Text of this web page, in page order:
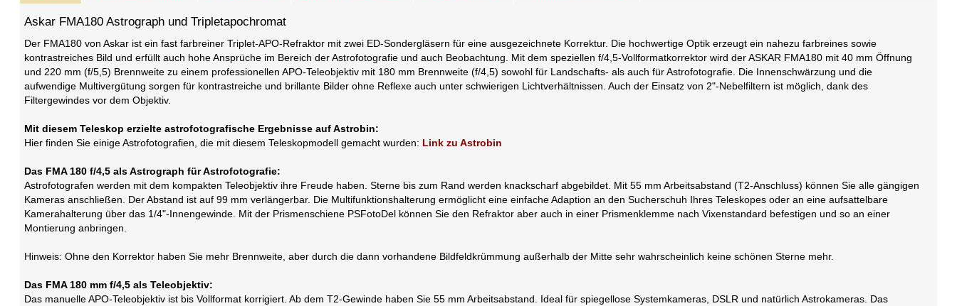
Askar FMA180 Astrograph und Tripletapochromat
Der FMA180 von Askar ist ein fast farbreiner Triplet-APO-Refraktor mit zwei ED-Sondergläsern für eine ausgezeichnete Korrektur. Die hochwertige Optik erzeugt ein nahezu farbreines sowie
kontrastreiches Bild und erfüllt auch hohe Ansprüche im Bereich der Astrofotografie und auch Beobachtung. Mit dem speziellen f/4,5-Vollformatkorrektor wird der ASKAR FMA180 mit 40 mm Öffnung
und 220 mm (f/5,5) Brennweite zu einem professionellen APO-Teleobjektiv mit 180 mm Brennweite (f/4,5) sowohl für Landschafts- als auch für Astrofotografie. Die Innenschwärzung und die
aufwendige Multivergütung sorgen für kontrastreiche und brillante Bilder ohne Reflexe auch unter schwierigen Lichtverhältnissen. Auch der Einsatz von 2"-Nebelfiltern ist möglich, dank des
Filtergewindes vor dem Objektiv.
Mit diesem Teleskop erzielte astrofotografische Ergebnisse auf Astrobin:
Hier finden Sie einige Astrofotografien, die mit diesem Teleskopmodell gemacht wurden: Link zu Astrobin
Das FMA 180 f/4,5 als Astrograph für Astrofotografie:
Astrofotografen werden mit dem kompakten Teleobjektiv ihre Freude haben. Sterne bis zum Rand werden knackscharf abgebildet. Mit 55 mm Arbeitsabstand (T2-Anschluss) können Sie alle gängigen
Kameras anschließen. Der Abstand ist auf 99 mm verlängerbar. Die Multifunktionshalterung ermöglicht eine einfache Adaption an den Sucherschuh Ihres Teleskopes oder an eine aufsattelbare
Kamerahalterung über das 1/4"-Innengewinde. Mit der Prismenschiene PSFotoDel können Sie den Refraktor aber auch in einer Prismenklemme nach Vixenstandard befestigen und so an einer
Montierung anbringen.
Hinweis: Ohne den Korrektor haben Sie mehr Brennweite, aber durch die dann vorhandene Bildfeldkrümmung außerhalb der Mitte sehr wahrscheinlich keine schönen Sterne mehr.
Das FMA 180 mm f/4,5 als Teleobjektiv:
Das manuelle APO-Teleobjektiv ist bis Vollformat korrigiert. Ab dem T2-Gewinde haben Sie 55 mm Arbeitsabstand. Ideal für spiegellose Systemkameras, DSLR und natürlich Astrokameras. Das